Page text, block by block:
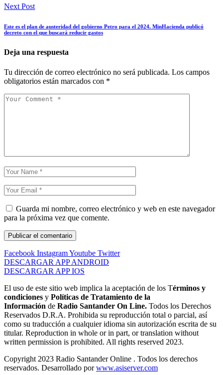
Next Post
Este es el plan de austeridad del gobierno Petro para el 2024. MinHacienda publicó
decreto con el que buscará reducir gastos
Deja una respuesta
Tu dirección de correo electrónico no será publicada. Los campos
obligatorios están marcados con *
Guarda mi nombre, correo electrónico y web en este navegador
para la próxima vez que comente.
Facebook InstagramYoutube Twitter
DESCARGAR APP ANDROID
DESCARGAR APP IOS
El uso de este sitio web implica la aceptación de los Términos y
condiciones y Políticas de Tratamiento de la
Información de Radio Santander On Line. Todos los Derechos
Reservados D.R.A. Prohibida su reproducción total o parcial, así
como su traducción a cualquier idioma sin autorización escrita de su
titular. Reproduction in whole or in part, or translation without
written permission is prohibited. All rights reserved 2023.
Copyright 2023 Radio Santander Online . Todos los derechos
reservados. Desarrollado porwww.asiserver.com